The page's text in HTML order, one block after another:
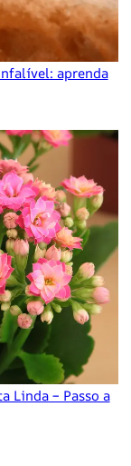
aprenda
Linda – Passo a